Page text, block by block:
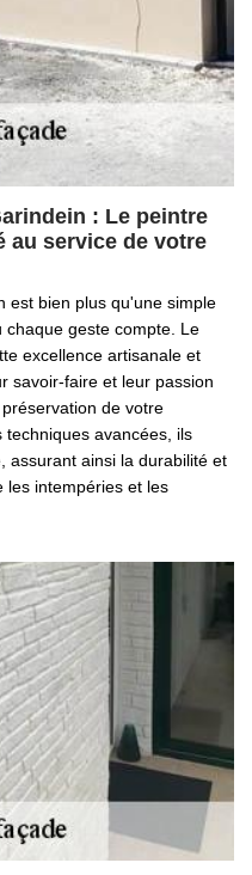
: Le peintre
au service de votre
est bien plus qu'une simple
geste compte. Le
excellence artisanale et
savoir-faire et leur passion
de votre
avancées, ils
assurant ainsi la durabilité et
les intempéries et les